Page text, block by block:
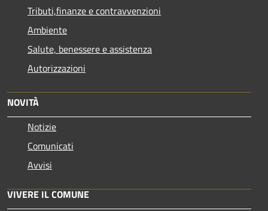
Tributi,finanze e contravvenzioni
Ambiente
Salute, benessere e assistenza
Autorizzazioni
NOVITÀ
Notizie
Comunicati
Avvisi
VIVERE IL COMUNE